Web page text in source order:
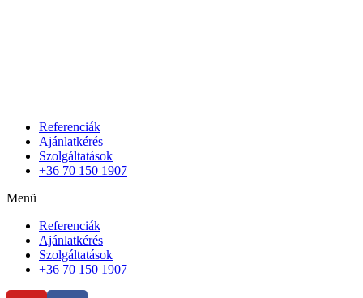
Referenciák
Ajánlatkérés
Szolgáltatások
+36 70 150 1907
Menü
Referenciák
Ajánlatkérés
Szolgáltatások
+36 70 150 1907